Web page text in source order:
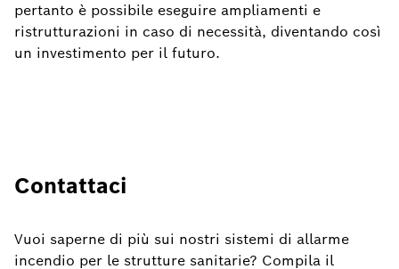
pertanto è possibile eseguire ampliamenti e
ristrutturazioni in caso di necessità, diventando così
un investimento per il futuro.
Contattaci
Vuoi saperne di più sui nostri sistemi di allarme
incendio per le strutture sanitarie? Compila il